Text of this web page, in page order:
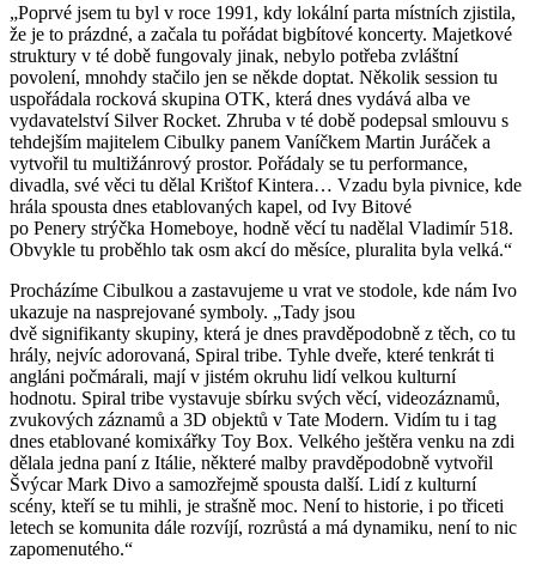
„Poprvé jsem tu byl v roce 1991, kdy lokální parta místních zjistila,
že je to prázdné, a začala tu pořádat bigbítové koncerty. Majetkové
struktury v té době fungovaly jinak, nebylo potřeba zvláštní
povolení, mnohdy stačilo jen se někde doptat. Několik session tu
uspořádala rocková skupina OTK, která dnes vydává alba ve
vydavatelství Silver Rocket. Zhruba v té době podepsal smlouvu s
tehdejším majitelem Cibulky panem Vaníčkem Martin Juráček a
vytvořil tu multižánrový prostor. Pořádaly se tu performance,
divadla, své věci tu dělal Krištof Kintera… Vzadu byla pivnice, kde
hrála spousta dnes etablovaných kapel, od Ivy Bitové
po Penery strýčka Homeboye, hodně věcí tu nadělal Vladimír 518.
Obvykle tu proběhlo tak osm akcí do měsíce, pluralita byla velká.“
Procházíme Cibulkou a zastavujeme u vrat ve stodole, kde nám Ivo
ukazuje na nasprejované symboly. „Tady jsou
dvě signifikanty skupiny, která je dnes pravděpodobně z těch, co tu
hrály, nejvíc adorovaná, Spiral tribe. Tyhle dveře, které tenkrát ti
angláni počmárali, mají v jistém okruhu lidí velkou kulturní
hodnotu. Spiral tribe vystavuje sbírku svých věcí, videozáznamů,
zvukových záznamů a 3D objektů v Tate Modern. Vidím tu i tag
dnes etablované komixářky Toy Box. Velkého ještěra venku na zdi
dělala jedna paní z Itálie, některé malby pravděpodobně vytvořil
Švýcar Mark Divo a samozřejmě spousta další. Lidí z kulturní
scény, kteří se tu mihli, je strašně moc. Není to historie, i po třiceti
letech se komunita dále rozvíjí, rozrůstá a má dynamiku, není to nic
zapomenutého.“